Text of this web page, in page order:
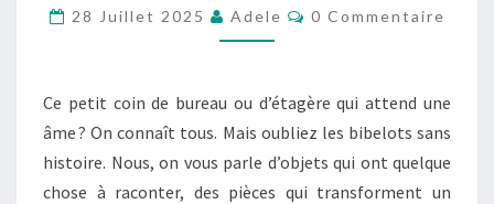
S
O
G
I
N
A
28 Juillet 2025 Adele
C
O
N
T
A
I
R
S
0 Commentaire
Ce petit coin de bureau ou d’étagère qui attend une
âme ? On connaît tous. Mais oubliez les bibelots sans
histoire. Nous, on vous parle d’objets qui ont quelque
chose à raconter, des pièces qui transforment un